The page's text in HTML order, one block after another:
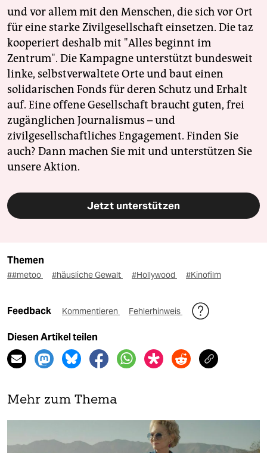
und vor allem mit den Menschen, die sich vor Ort
für eine starke Zivilgesellschaft einsetzen. Die taz
kooperiert deshalb mit "Alles beginnt im
Zentrum". Die Kampagne unterstützt bundesweit
linke, selbstverwaltete Orte und baut einen
solidarischen Fonds für deren Schutz und Erhalt
auf. Eine offene Gesellschaft braucht guten, frei
zugänglichen Journalismus – und
zivilgesellschaftliches Engagement. Finden Sie
auch? Dann machen Sie mit und unterstützen Sie
unsere Aktion.
Jetzt unterstützen
Themen
##metoo #häusliche Gewalt #Hollywood #Kinofilm
Feedback Kommentieren Fehlerhinweis
Diesen Artikel teilen
Mehr zum Thema